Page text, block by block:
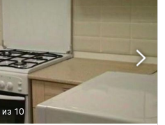
из 10